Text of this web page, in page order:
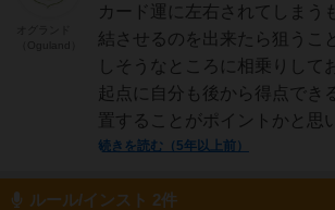
カード運に左右されてしまう
結させるのを出来たら狙うこ
しそうなところに相乗りして
起点に自分も後から得点でき
置することがポイントかと思
続きを読む（5年以上前）
ルール/インスト 2件